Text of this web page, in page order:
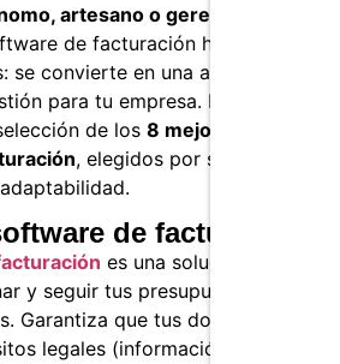
artesano o gerente de una
de facturación hace algo más
se convierte en una auténtica
para tu empresa. Descubre en
de los 8 mejores
, elegidos por su fiabilidad,
de facturación?
es una solución digital
y seguir tus presupuestos,
Garantiza que tus documentos
legales (información obligatoria,